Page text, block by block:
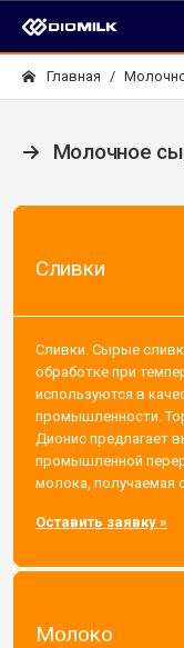
Главная
Молочное
Сливки
Сливки. Сырые
обработке при
используются в
промышленности.
Дионис предлагает
промышленной
молока, получаемая
Оставить заявку »
Молоко